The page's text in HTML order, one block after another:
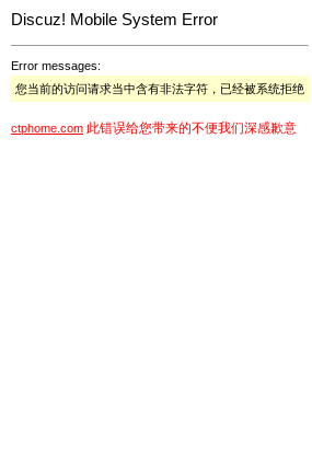
Discuz! Mobile System Error
Error messages:
您当前的访问请求当中含有非法字符，已经被系统拒绝
ctphome.com 此错误给您带来的不便我们深感歉意